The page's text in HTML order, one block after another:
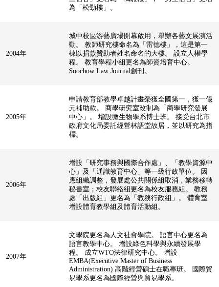
為「松勁樓」。
2004年
城中校區游藝廣場開幕啟用，舉辦各藝文展演活
動。 教師研究樓命名為「雷德樓」，這是第一
棟以捐款贊助者姓名命名的大樓。 設立人權學
程。 教育學程小組更名為師資培育中心。
Soochow Law Journal創刊。
2005年
申請教育部教學卓越計畫榮獲全國第一，獲一億
元補助款。 商學研究室改制為「商學研究發展
中心」。 增設微生物學系博士班。 接受台北市
政府文化局委託經營林語堂故居，並以研究為指
標。
2006年
增設「研究事務與國際合作處」、「教學資源中
心」及「通識教育中心」等一級行政單位。 因
應組織調整，發展處公共關係組取消，業務移轉
秘書室；校友聯絡組更名為校友服務組。 教務
處「出版組」更名為「教務行政組」。 體育室
增設體育教學組及體育活動組。
2007年
文學院更名為人文社會學院。 語言中心更名為
語言教學中心。 增設綠色科學與永續發展學
程。 成立WTO法律研究中心。 增設
EMBA(Executive Master of Business
Administration) 高階經營碩士在職專班。 國際貿
易學系更名為國際經營與貿易學系。